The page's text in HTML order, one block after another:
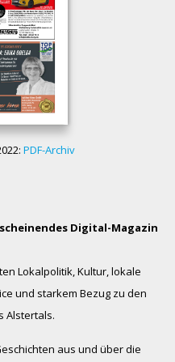
PDF-Archiv
Digital-Magazin
Lokalpolitik, Kultur, lokale
und starkem Bezug zu den
Alstertals.
aus und über die